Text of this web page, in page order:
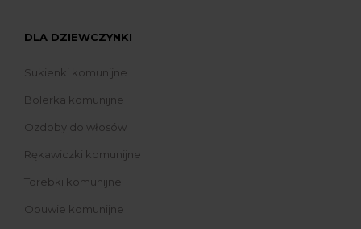
DLA DZIEWCZYNKI
Sukienki komunijne
Bolerka komunijne
Ozdoby do włosów
Rękawiczki komunijne
Torebki komunijne
Obuwie komunijne